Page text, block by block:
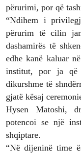
përurimi, por që
“Ndihem i
përurim të cilin
dashamirës të
edhe kanë kaluar
institut, por ja që
dikurshme të
gjatë kësaj
Hysen Matoshi,
potencoi se një
shqiptare.
“Në dijeninë time